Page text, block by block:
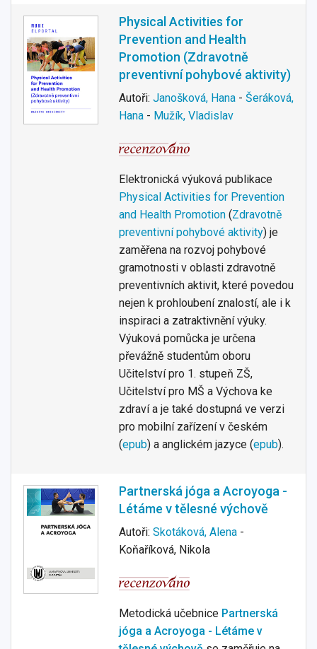
Physical Activities for
Prevention and Health
Promotion (Zdravotně
preventivní pohybové aktivity)
Autoři: Janošková, Hana - Šeráková,
Hana - Mužík, Vladislav
Elektronická výuková publikace
Physical Activities for Prevention
and Health Promotion (Zdravotně
preventivní pohybové aktivity) je
zaměřena na rozvoj pohybové
gramotnosti v oblasti zdravotně
preventivních aktivit, které povedou
nejen k prohloubení znalostí, ale i k
inspiraci a zatraktivnění výuky.
Výuková pomůcka je určena
převážně studentům oboru
Učitelství pro 1. stupeň ZŠ,
Učitelství pro MŠ a Výchova ke
zdraví a je také dostupná ve verzi
pro mobilní zařízení v českém
(epub) a anglickém jazyce (epub).
Partnerská jóga a Acroyoga -
Létáme v tělesné výchově
Autoři: Skotáková, Alena -
Koňaříková, Nikola
Metodická učebnice Partnerská
jóga a Acroyoga - Létáme v